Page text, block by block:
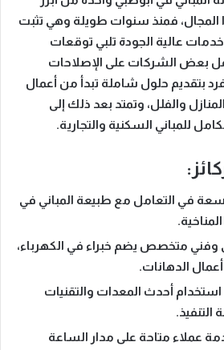
فمنذ سنوات طويلة وهي تثبت
عالية الجودة تلبي توقعات
بعض الشركات على الإصلاحات
بتقديم حلول شاملة تبدأ من أعمال
والفلل، وتمتد بعد ذلك إلى
للمباني السكنية والتجارية.
في التعامل مع طبيعة المباني في
متخصص يضم خبراء في الكهرباء،
الدهانات.
استخدام أحدث المعدات والتقنيات
عملاء متاحة على مدار الساعة